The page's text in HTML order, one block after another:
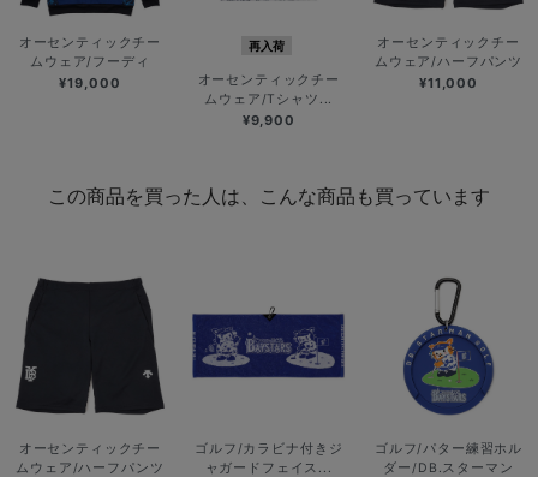
オーセンティックチー
ムウェア/フーディ
¥19,000
再入荷
オーセンティックチー
ムウェア/Tシャツ...
¥9,900
オーセンティックチー
ムウェア/ハーフパンツ
¥11,000
この商品を買った人は、こんな商品も買っています
オーセンティックチー
ムウェア/ハーフパンツ
ゴルフ/カラビナ付きジ
ャガードフェイス...
ゴルフ/パター練習ホル
ダー/DB.スターマン